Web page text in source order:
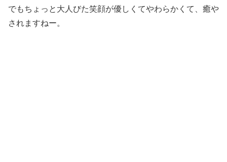
でもちょっと大人びた笑顔が優しくてやわらかくて、癒や
されますねー。